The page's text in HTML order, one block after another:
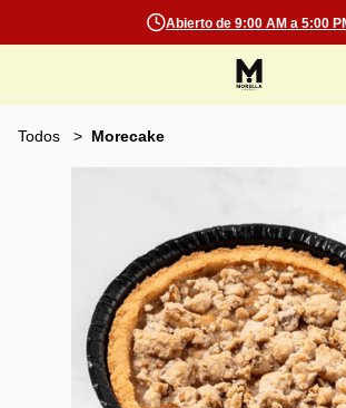
Abierto de 9:00 AM a 5:00
Todos Morecake